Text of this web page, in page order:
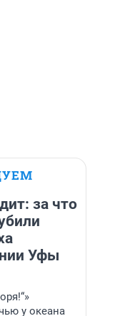
за что
Уфы
у океана